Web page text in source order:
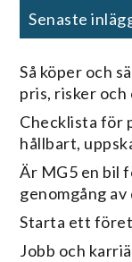
Senaste
Så köper och
pris, risker
Checklista för
hållbart,
Är MG5 en bil
genomgång
Starta ett
Jobb och